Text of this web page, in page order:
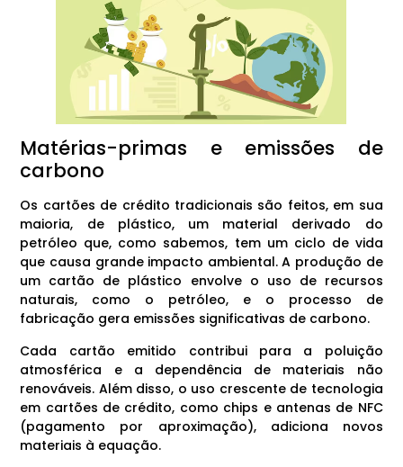
Matérias-primas e emissões de
carbono
Os cartões de crédito tradicionais são feitos, em sua
maioria, de plástico, um material derivado do
petróleo que, como sabemos, tem um ciclo de vida
que causa grande impacto ambiental. A produção de
um cartão de plástico envolve o uso de recursos
naturais, como o petróleo, e o processo de
fabricação gera emissões significativas de carbono.
Cada cartão emitido contribui para a poluição
atmosférica e a dependência de materiais não
renováveis. Além disso, o uso crescente de tecnologia
em cartões de crédito, como chips e antenas de NFC
(pagamento por aproximação), adiciona novos
materiais à equação.